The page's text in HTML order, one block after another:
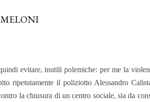
evitare, inutili polemiche: per me la
ripetutamente il poliziotto Alessandro
la chiusura di un centro sociale, sia da